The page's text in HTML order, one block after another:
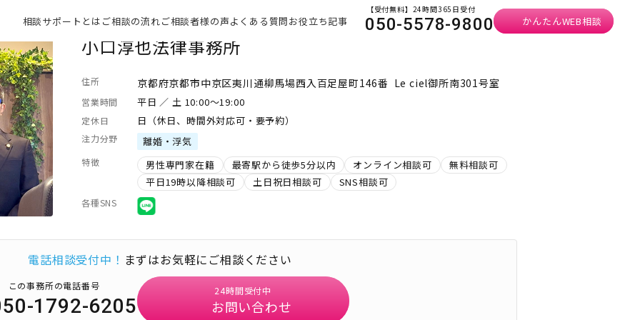
相談サポートとは ご相談の流れご相談者様の声よくある質問お役立ち記事
【受付無料】24時間365日受付
050-5578-9800 かんたんWEB相談
小口淳也法律事務所
住所 京都府京都市中京区夷川通柳馬場西入百足屋町146番 Le ciel御所南301号室
営業時間 平日 ／ 土 10:00～19:00
定休日 日（休日、時間外対応可・要予約）
注力分野 離婚・浮気
特徴 男性専門家在籍 最寄駅から徒歩5分以内 オンライン相談可
無料相談可
平日19時以降相談可
土日祝日相談可 SNS相談可
各種SNS
電話相談受付中！ まずはお気軽にご相談ください
この事務所の電話番号
1792-6205
24時間受付中
お問い合わせ